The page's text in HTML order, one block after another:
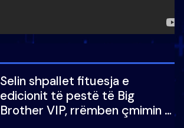
Selin shpallet fituesja e
edicionit të pestë të Big
Brother VIP, rrëmben çmimin e